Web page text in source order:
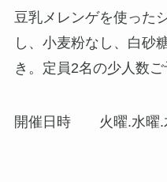
豆乳メレンゲを使った
し、小麦粉なし、白砂
き。定員2名の少人数ご
開催日時 火曜.水曜.
13:00